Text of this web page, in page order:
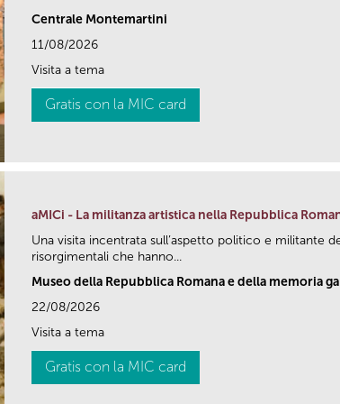
Centrale Montemartini
11/08/2026
Visita a tema
Gratis con la MIC card
aMICi - La militanza artistica nella Repubblica
Una visita incentrata sull’aspetto politico e militante
risorgimentali che hanno...
Museo della Repubblica Romana e della memoria
22/08/2026
Visita a tema
Gratis con la MIC card